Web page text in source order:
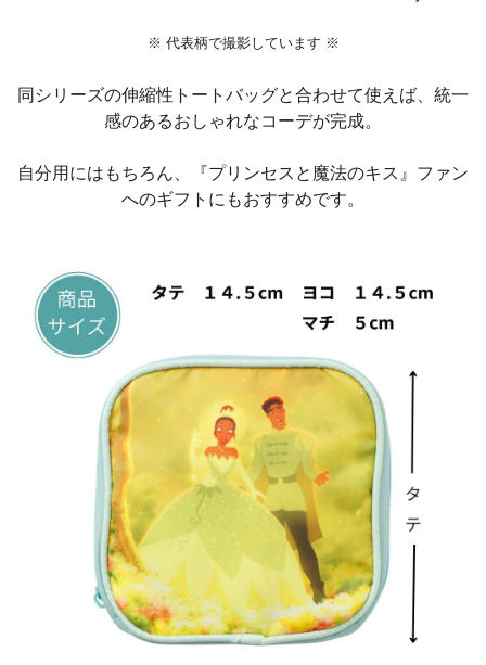
※ 代表柄で撮影しています ※
同シリーズの伸縮性トートバッグと合わせて使えば、統一
感のあるおしゃれなコーデが完成。
自分用にはもちろん、『プリンセスと魔法のキス』ファン
へのギフトにもおすすめです。